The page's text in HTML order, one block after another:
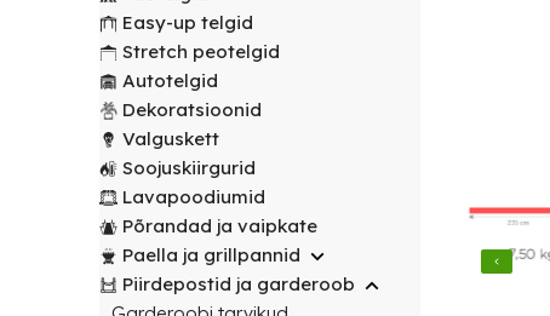
peotelgid
Peomööbel
Laudlinad
Valgustus
Valguskett POPULAARNE
Lauanõud
Lavapoodiumid
Mängud ja
meelelahutus
Muud
renditooted
Peopaketid
Prügikastid
peotelgid
Peomööbel
transpordikärud
Prügikastid
Riidestanged
Meelelahutus
Puuderiiulid Easy-up telgid
Stretch peotelgid
Autotelgid
Dekoratsioonid
Valguskett
Soojuskiirgurid
Lavapoodiumid
Põrandad ja vaipkate
Paella ja grillpannid
Piirdepostid ja garderoob